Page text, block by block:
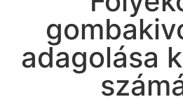
adagolása